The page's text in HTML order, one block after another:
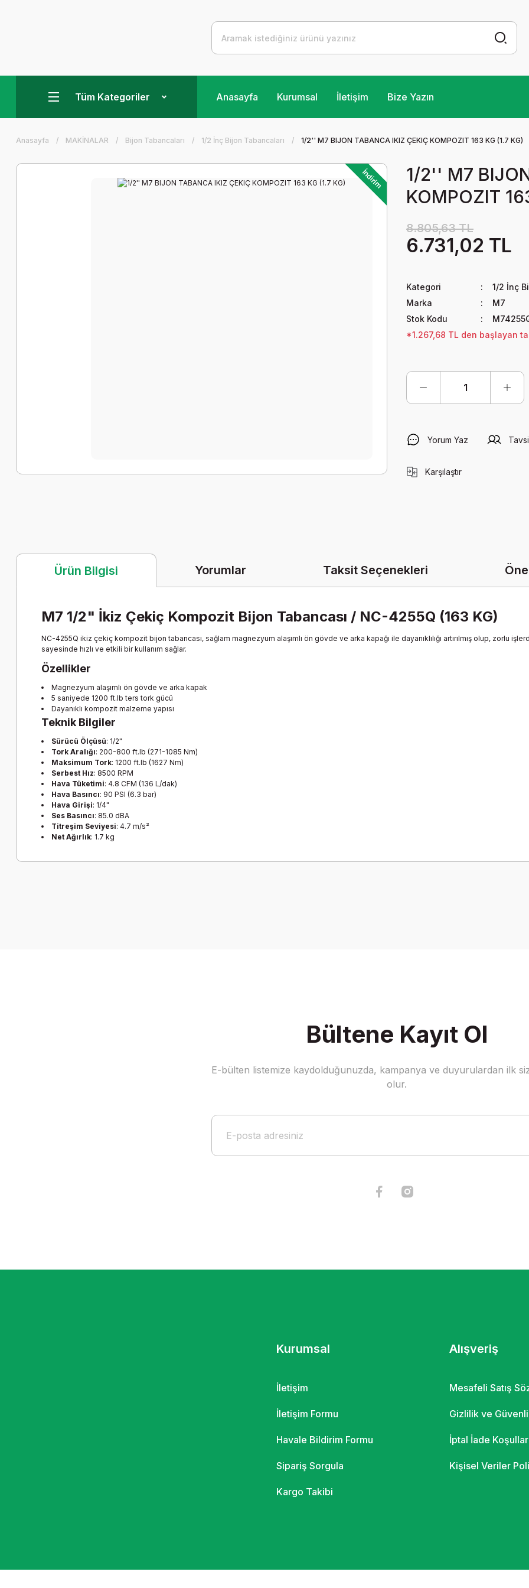
Tüm Kategoriler Anasayfa Kurumsal İletişim Bize Yazın
Anasayfa MAKİNALAR Bijon Tabancaları 1/2 İnç Bijon Tabancaları 1/2'' M7 BIJON TABANCA IKIZ ÇEKIÇ KOMPOZIT 163 KG (1.7 KG)
İndirim
1/2'' M7
KOMPOZIT
8.805,63 TL
6.731,02 TL
Kategori
1/2 İnç
Marka
M7
Stok Kodu
*1.267,68 TL den başlayan
Yorum Yaz
Karşılaştır
Ürün Bilgisi Yorumlar Taksit Seçenekleri
M7 1/2" İkiz Çekiç Kompozit Bijon Tabancası / NC-4255Q (163 KG)
NC-4255Q ikiz çekiç kompozit bijon tabancası, sağlam magnezyum alaşımlı ön gövde ve arka kapağı ile dayanıklılığı artırılmış olup, zorlu
sayesinde hızlı ve etkili bir kullanım sağlar.
Özellikler
Magnezyum alaşımlı ön gövde ve arka kapak
5 saniyede 1200 ft.lb ters tork gücü
Dayanıklı kompozit malzeme yapısı
Teknik Bilgiler
Sürücü Ölçüsü: 1/2"
Tork Aralığı: 200-800 ft.lb (271-1085 Nm)
Maksimum Tork: 1200 ft.lb (1627 Nm)
Serbest Hız: 8500 RPM
Hava Tüketimi: 4.8 CFM (136 L/dak)
Hava Basıncı: 90 PSI (6.3 bar)
Hava Girişi: 1/4"
Ses Basıncı: 85.0 dBA
Titreşim Seviyesi: 4.7 m/s²
Net Ağırlık: 1.7 kg
Gönder
Bültene Kayıt Ol
E-bülten listemize kaydolduğunuzda, kampanya ve duyurulardan ilk
olur.
Kurumsal
İletişim
İletişim Formu
Havale Bildirim Formu
Sipariş Sorgula
Kargo Takibi
Alışveriş
Mesafeli Satış
Gizlilik ve
İptal İade
Kişisel Veriler